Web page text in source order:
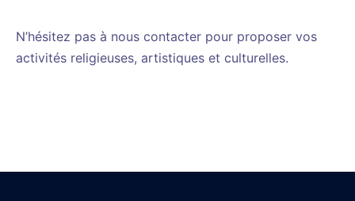
N’hésitez pas à nous contacter pour proposer vos
activités religieuses, artistiques et culturelles.